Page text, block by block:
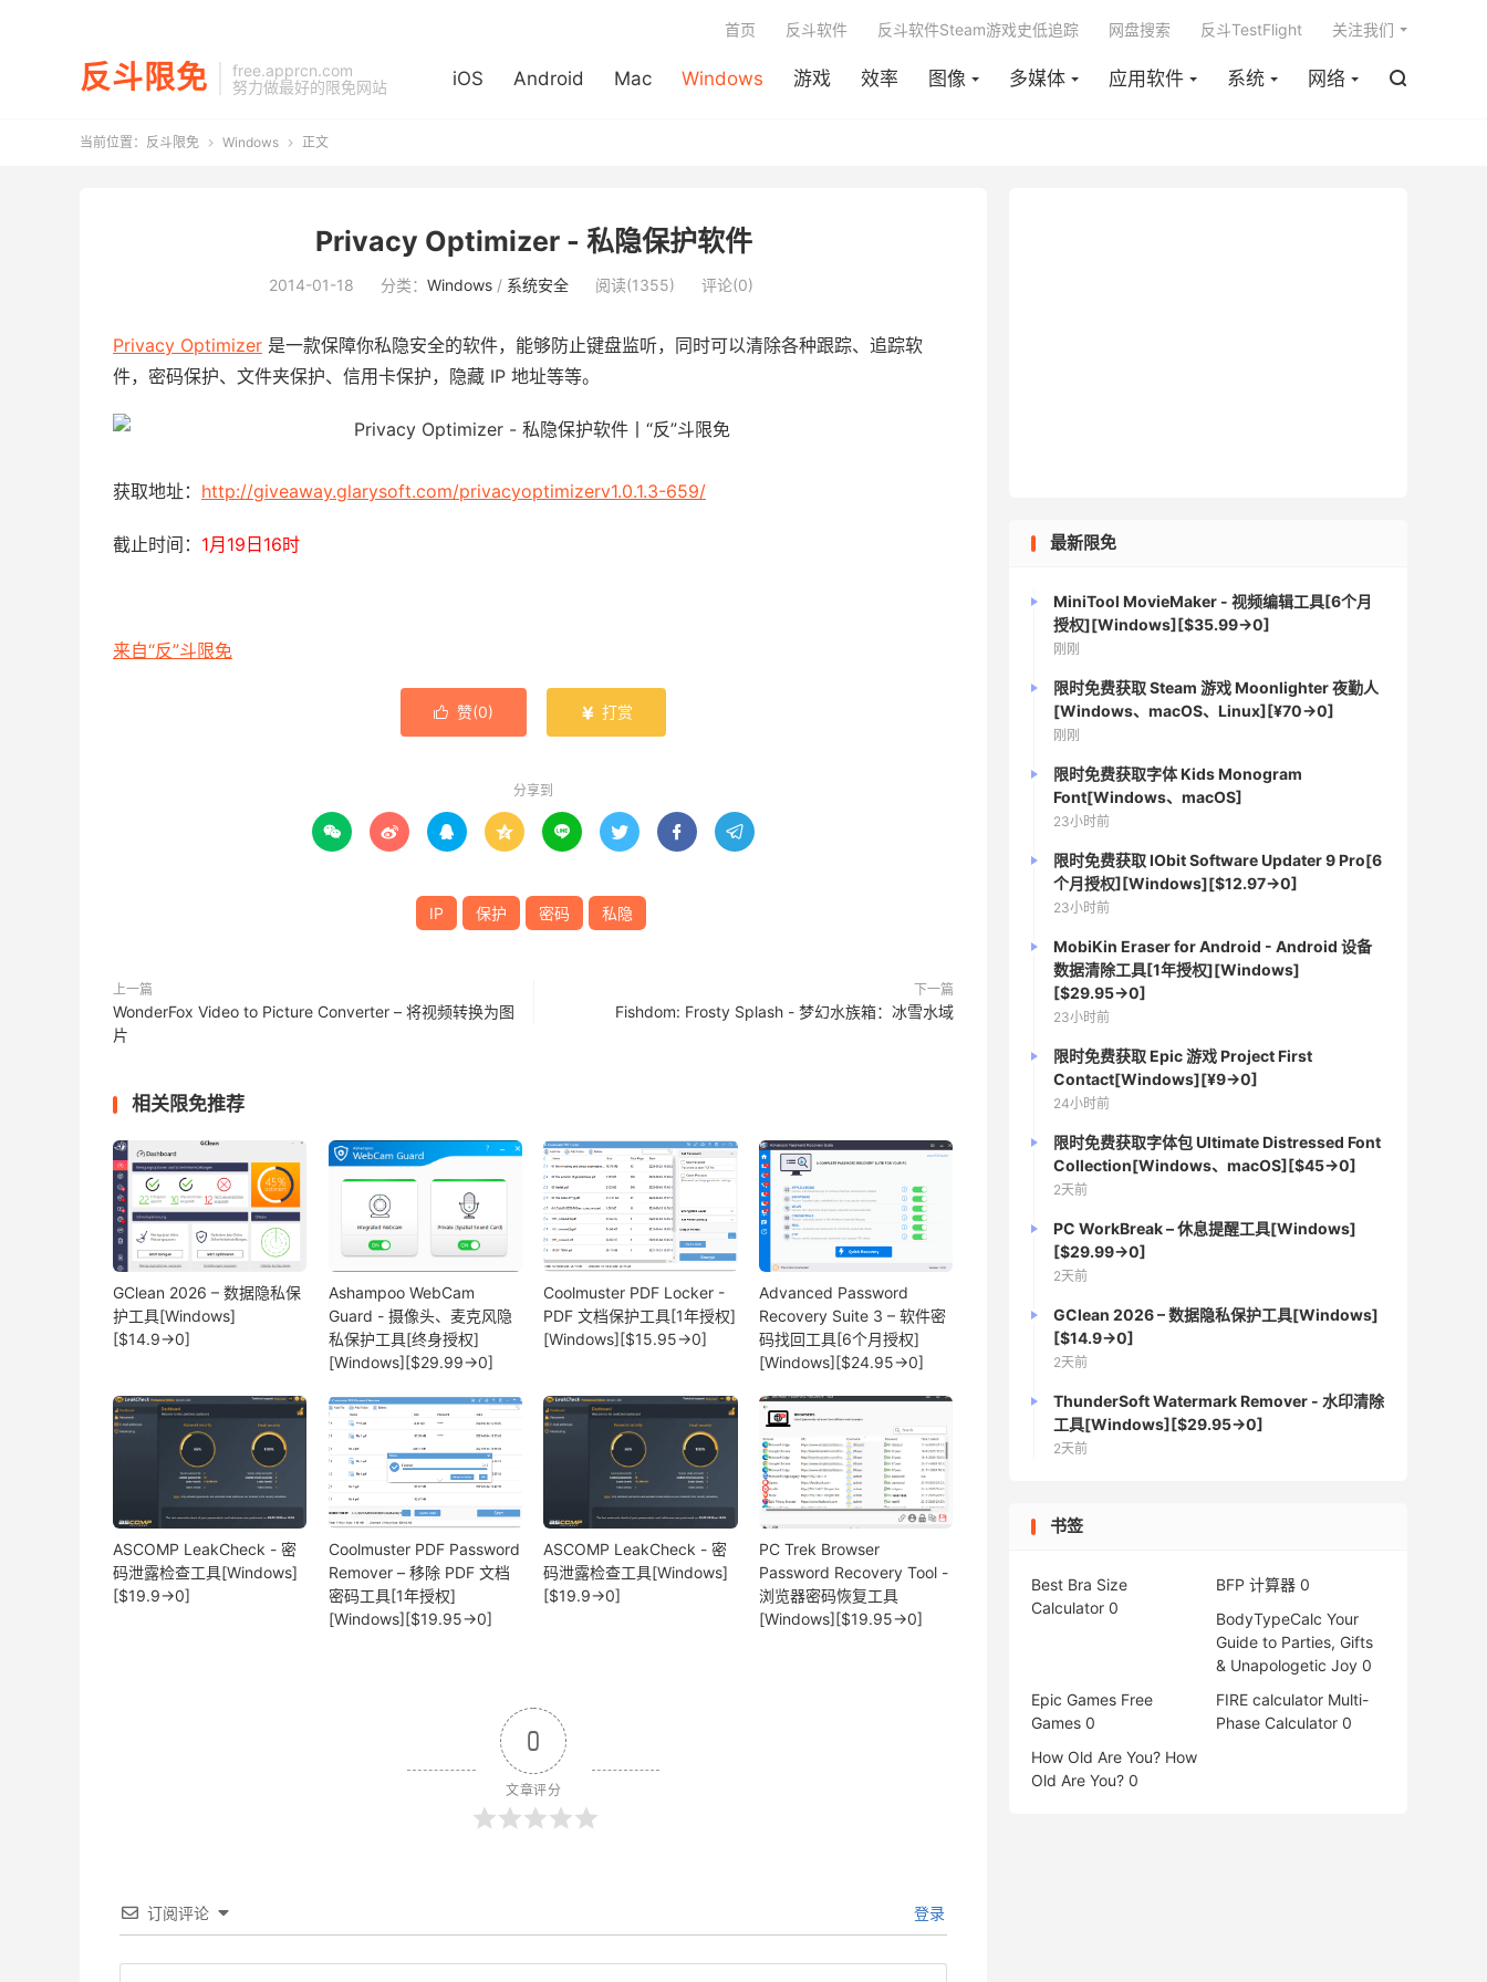
反斗限免
free.apprcn.com
努力做最好的限免网站
iOS Android Mac Windows 游戏 效率 图像 多媒体 应用软件 系统 网络 
首页 反斗软件 反斗软件Steam游戏史低追踪 网盘搜索 反斗TestFlight 关注我们
当前位置： 反斗限免  Windows  正文
Privacy Optimizer - 私隐保护软件
2014-01-18 分类： Windows / 系统安全 阅读(1355) 评论(0)
Privacy Optimizer 是一款保障你私隐安全的软件，能够防止键盘监听，同时可以清除各种跟踪、追踪软
件，密码保护、文件夹保护、信用卡保护，隐藏 IP 地址等等。
获取地址： http://giveaway.glarysoft.com/privacyoptimizerv1.0.1.3-659/
截止时间： 1月19日16时
来自“反”斗限免
 赞(0)  打赏
分享到
       
IP 保护 密码 私隐
上一篇
WonderFox Video to Picture Converter – 将视频转换为图
片
下一篇
Fishdom: Frosty Splash - 梦幻水族箱：冰雪水域
相关限免推荐
GClean 2026 – 数据隐私保
护工具[Windows]
[$14.9→0]
Ashampoo WebCam
Guard - 摄像头、麦克风隐
私保护工具[终身授权]
[Windows][$29.99→0]
Coolmuster PDF Locker -
PDF 文档保护工具[1年授权]
[Windows][$15.95→0]
Advanced Password
Recovery Suite 3 – 软件密
码找回工具[6个月授权]
[Windows][$24.95→0]
ASCOMP LeakCheck - 密
码泄露检查工具[Windows]
[$19.9→0]
Coolmuster PDF Password
Remover – 移除 PDF 文档
密码工具[1年授权]
[Windows][$19.95→0]
ASCOMP LeakCheck - 密
码泄露检查工具[Windows]
[$19.9→0]
PC Trek Browser
Password Recovery Tool -
浏览器密码恢复工具
[Windows][$19.95→0]
0
文章评分
订阅评论 登录
最新限免
MiniTool MovieMaker - 视频编辑工具[6个月
授权][Windows][$35.99→0]
刚刚
限时免费获取 Steam 游戏 Moonlighter 夜勤人
[Windows、macOS、Linux][¥70→0]
刚刚
限时免费获取字体 Kids Monogram
Font[Windows、macOS]
23小时前
限时免费获取 IObit Software Updater 9 Pro[6
个月授权][Windows][$12.97→0]
23小时前
MobiKin Eraser for Android - Android 设备
数据清除工具[1年授权][Windows]
[$29.95→0]
23小时前
限时免费获取 Epic 游戏 Project First
Contact[Windows][¥9→0]
24小时前
限时免费获取字体包 Ultimate Distressed Font
Collection[Windows、macOS][$45→0]
2天前
PC WorkBreak – 休息提醒工具[Windows]
[$29.99→0]
2天前
GClean 2026 – 数据隐私保护工具[Windows]
[$14.9→0]
2天前
ThunderSoft Watermark Remover - 水印清除
工具[Windows][$29.95→0]
2天前
书签
Best Bra Size
Calculator 0
BFP 计算器 0
BodyTypeCalc Your
Guide to Parties, Gifts
& Unapologetic Joy 0
Epic Games Free
Games 0
FIRE calculator Multi-
Phase Calculator 0
How Old Are You? How
Old Are You? 0